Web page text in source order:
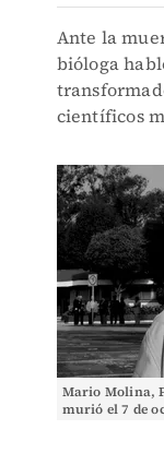
Ante la
bióloga
científicos
Mario Molina,
murió el 7 de